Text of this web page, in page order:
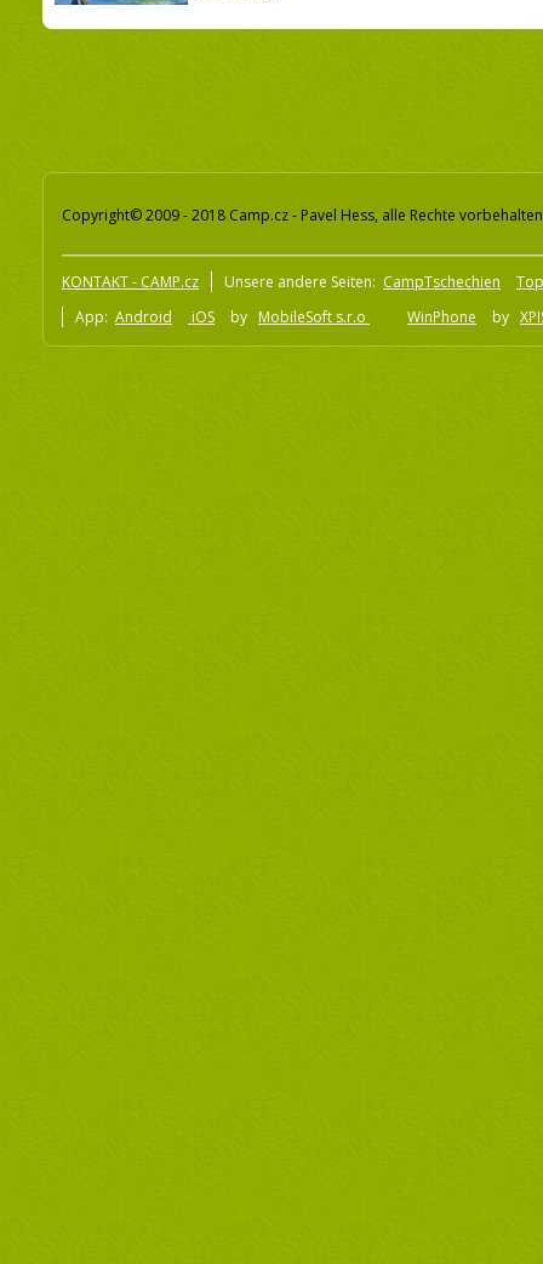
Copyright© 2009 - 2018 Camp.cz - Pavel Hess, alle Rechte vorbehalten
KONTAKT - CAMP.cz Unsere andere Seiten: CampTschechien
App: Android iOS by MobileSoft s.r.o WinPhone by